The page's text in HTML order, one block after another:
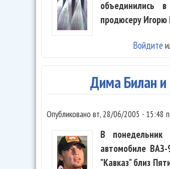
объединились
продюсеру
Войдите
Дима Билан
Опубликовано вт, 28/06/2005 - 15:48
В понедельник
автомобиле
"Кавказ" близ